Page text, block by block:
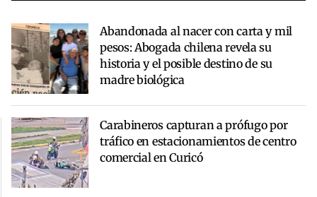
Abandonada al nacer con carta y mil
pesos: Abogada chilena revela su
historia y el posible destino de su
madre biológica
Carabineros capturan a prófugo por
tráfico en estacionamientos de centro
comercial en Curicó